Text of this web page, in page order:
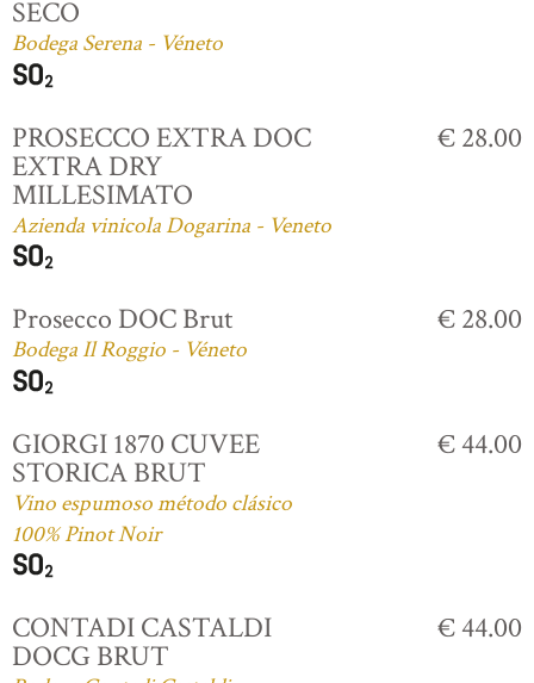
SECO
Bodega Serena - Véneto
PROSECCO EXTRA DOC
EXTRA DRY
MILLESIMATO
Azienda vinicola Dogarina - Veneto
€ 28.00
Prosecco DOC Brut
Bodega Il Roggio - Véneto
€ 28.00
GIORGI 1870 CUVEE
STORICA BRUT
Vino espumoso método clásico
100% Pinot Noir
€ 44.00
CONTADI CASTALDI
DOCG BRUT
€ 44.00